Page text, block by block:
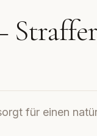
für einen